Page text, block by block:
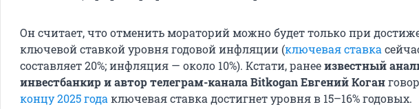
Он считает, что отменить мораторий можно будет только при
ключевой ставкой уровня годовой инфляции (ключевая ставка
составляет 20%; инфляция — около 10%). Кстати, ранееизвестный
инвестбанкир и автор телеграм-канала Bitkogan Евгений Коган
концу 2025 года ключевая ставка достигнет уровня в 15–16% годовых.